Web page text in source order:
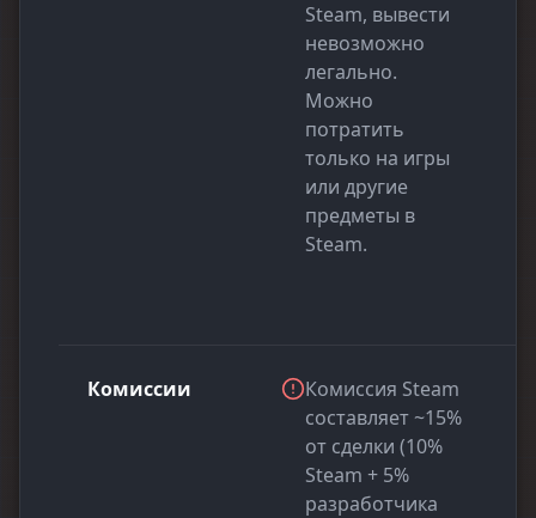
Steam, вывести
невозможно
легально.
Можно
потратить
только на игры
или другие
предметы в
Steam.
Комиссии
Комиссия Steam
составляет ~15%
от сделки (10%
Steam + 5%
разработчика